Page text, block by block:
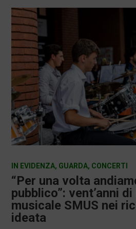
“Per una volta
pubblico”: vent’anni
musicale SMUS nei
ideata
IN EVIDENZA, GUARDA, CONCERTI